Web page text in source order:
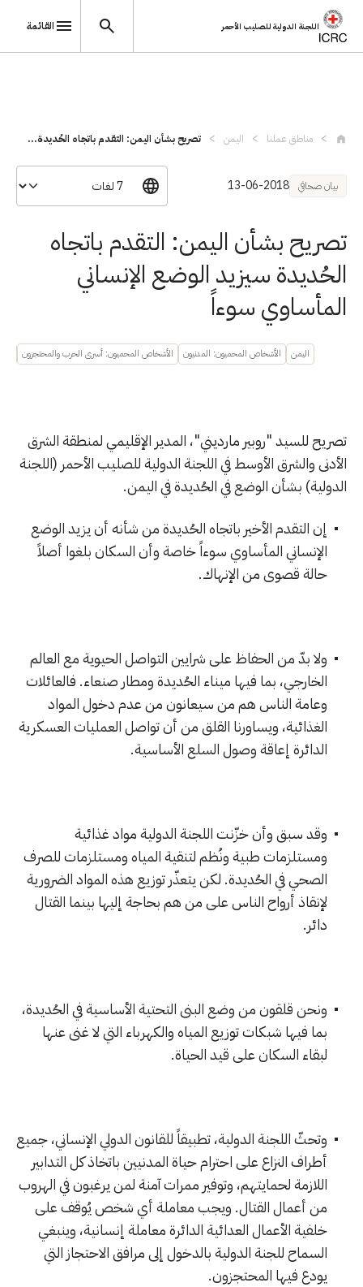
اللجنة الدولية للصليب الأحمر القائمة
مناطق عملنا اليمن تصريح بشأن اليمن: التقدم باتجاه الحُديدة...
بيان صحافي 13-06-2018
تصريح بشأن اليمن: التقدم باتجاه
الحُديدة سيزيد الوضع الإنساني
المأساوي سوءاً
اليمن الأشخاص المحميون: المدنيون الأشخاص المحميون: أسرى الحرب والمحتجزون
تصريح للسيد "روبير مارديني"، المدير الإقليمي لمنطقة الشرق
الأدنى والشرق الأوسط في اللجنة الدولية للصليب الأحمر (اللجنة
الدولية) بشأن الوضع في الحُديدة في اليمن.
إن التقدم الأخير باتجاه الحُديدة من شأنه أن يزيد الوضع
الإنساني المأساوي سوءاً خاصة وأن السكان بلغوا أصلاً
حالة قصوى من الإنهاك.
ولا بدّ من الحفاظ على شرايين التواصل الحيوية مع العالم
الخارجي، بما فيها ميناء الحُديدة ومطار صنعاء. فالعائلات
وعامة الناس هم من سيعانون من عدم دخول المواد
الغذائية، ويساورنا القلق من أن تواصل العمليات العسكرية
الدائرة إعاقة وصول السلع الأساسية.
وقد سبق وأن خزّنت اللجنة الدولية مواد غذائية
ومستلزمات طبية ونُظم لتنقية المياه ومستلزمات للصرف
الصحي في الحُديدة. لكن يتعذّر توزيع هذه المواد الضرورية
لإنقاذ أرواح الناس على من هم بحاجة إليها بينما القتال
دائر.
ونحن قلقون من وضع البنى التحتية الأساسية في الحُديدة،
بما فيها شبكات توزيع المياه والكهرباء التي لا غنى عنها
لبقاء السكان على قيد الحياة.
وتحثّ اللجنة الدولية، تطبيقاً للقانون الدولي الإنساني، جميع
أطراف النزاع على احترام حياة المدنيين باتخاذ كل التدابير
اللازمة لحمايتهم، وتوفير ممرات آمنة لمن يرغبون في الهروب
من أعمال القتال. ويجب معاملة أي شخص يُوقف على
خلفية الأعمال العدائية الدائرة معاملة إنسانية، وينبغي
السماح للجنة الدولية بالدخول إلى مرافق الاحتجاز التي
يودع فيها المحتجزون.